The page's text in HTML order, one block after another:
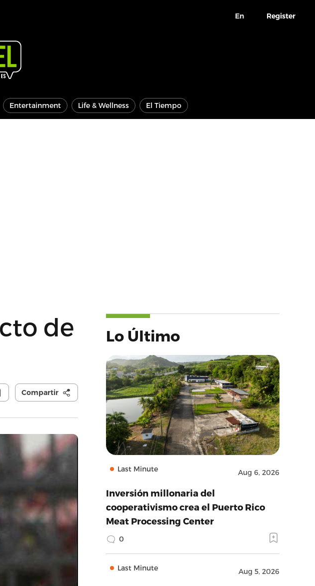
En Register
Entertainment Life & Wellness El Tiempo
de
Compartir
Lo Último
Last Minute Aug 6, 2026
Inversión millonaria del
cooperativismo crea el Puerto Rico
Meat Processing Center
0
Last Minute Aug 5, 2026